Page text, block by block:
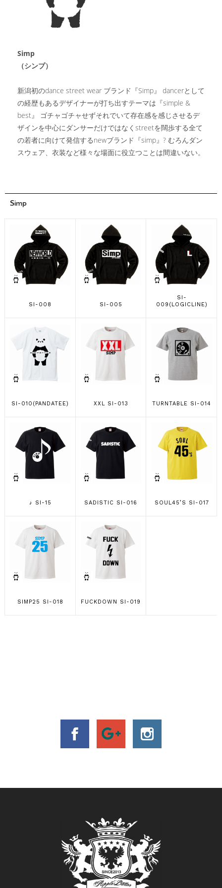
Simp
（シンプ）
新潟初のdance street wear ブランド『Simp』 dancerとして
の経歴もあるデザイナーが打ち出すテーマは『simple &
best』 ゴチャゴチャせずそれでいて存在感を感じさせるデ
ザインを中心にダンサーだけではなくstreetを闊歩する全て
の若者に向けて発信するnewブランド『simp』? むろんダン
スウェア、衣装など様々な場面に役立つことは間違いない。
Simp
SI-008 SI-005
SI-
009(LOGICLINE)
SI-010(PANDATEE) XXL SI-013 TURNTABLE SI-014
♪ SI-15 SADISTIC SI-016 SOUL45’S SI-017
SIMP25 SI-018 FUCKDOWN SI-019